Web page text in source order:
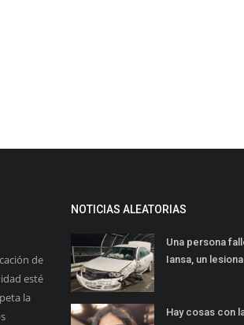
de
esté
la
NOTICIAS ALEATORIAS
Una persona
Iansa, un
Hay cosas con